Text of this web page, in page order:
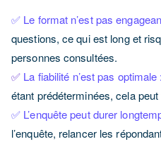
✅ Le format n’est pas
questions, ce qui est long et
personnes consultées.
✅ La fiabilité n’est pas optimale :
étant prédéterminées, cela
✅ L’enquête peut durer
l’enquête, relancer les